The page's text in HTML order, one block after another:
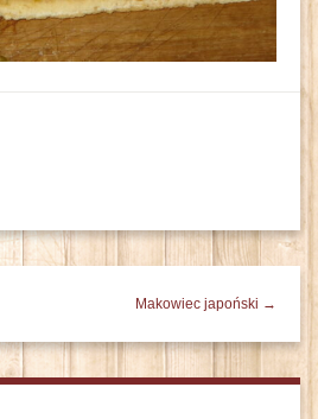
Makowiec japoński →